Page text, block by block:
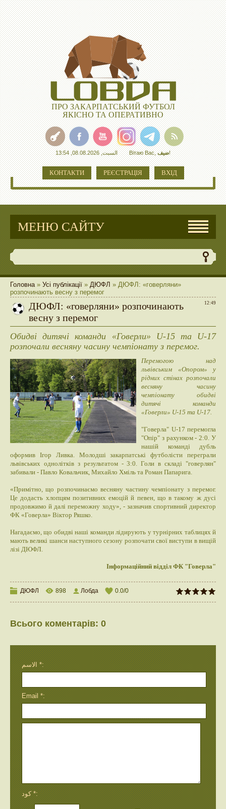
ПРО ЗАКАРПАТСЬКИЙ ФУТБОЛ
ЯКІСНО ТА ОПЕРАТИВНО
السبت, 08.08.2026, 13:54 Вітаю Вас,ضيف!
КОНТАКТИ РЕЄСТРАЦІЯ ВХІД
МЕНЮ САЙТУ
Головна» Усі публікації » ДЮФЛ » ДЮФЛ: «говерляни»
розпочинають весну з перемог
12:49
ДЮФЛ: «говерляни» розпочинають
весну з перемог
Обидві дитячі команди «Говерли» U-15 та U-17
розпочали весняну часину чемпіонату з перемог.
Перемогою над
львівським «Опором» у
рідних стінах розпочали
весняну часину
чемпіонату обидві
дитячі команди
«Говерли» U-15 та U-17.
"Говерла" U-17 перемогла
"Опір" з рахунком - 2:0. У
нашій команді дубль
оформив Ігор Ливка. Молодші закарпатські футболісти переграли
львівських однолітків з результатом - 3:0. Голи в складі "говерлян"
забивали - Павло Ковальчик, Михайло Хміль та Роман Папарига.
«Примітно, що розпочинаємо весняну частину чемпіонату з перемог.
Це додасть хлопцям позитивних емоцій й певен, що в такому ж дусі
продовжимо й далі переможну ходу», - зазначив спортивний директор
ФК «Говерла» Віктор Ряшко.
Нагадаємо, що обидві наші команди лідирують у турнірних таблицях й
мають великі шанси наступного сезону розпочати свої виступи в вищій
лізі ДЮФЛ.
Інформаційний відділ ФК "Говерла"
ДЮФЛ 898 Лобда 0.0/0
Всього коментарів: 0
الاسم *:
Email *:
كود *: